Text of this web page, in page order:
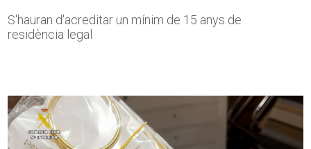
S'hauran d'acreditar un mínim de 15 anys de
residència legal